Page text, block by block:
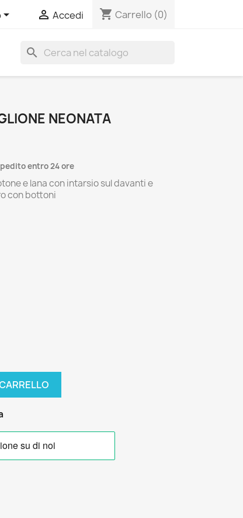
 Accedi shopping_cart Carrello (0)
search
NEONATA
entro 24 ore
e lana con intarsio sul davanti e
con bottoni